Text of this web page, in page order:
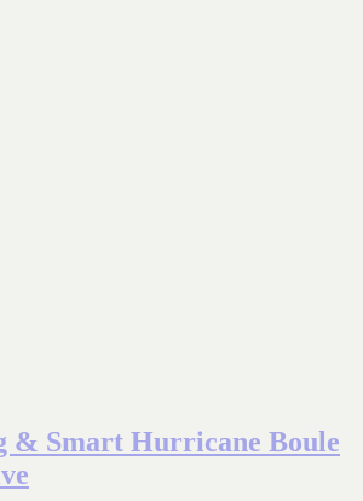
& Smart Hurricane Boule